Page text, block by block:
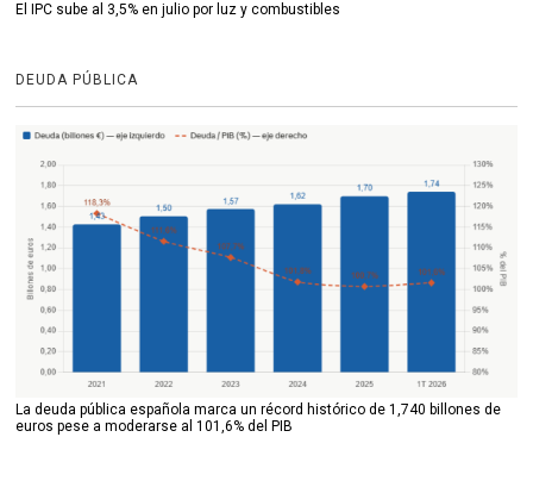
El IPC sube al 3,5% en julio por luz y combustibles
DEUDA PÚBLICA
La deuda pública española marca un récord histórico de 1,740 billones de
euros pese a moderarse al 101,6% del PIB